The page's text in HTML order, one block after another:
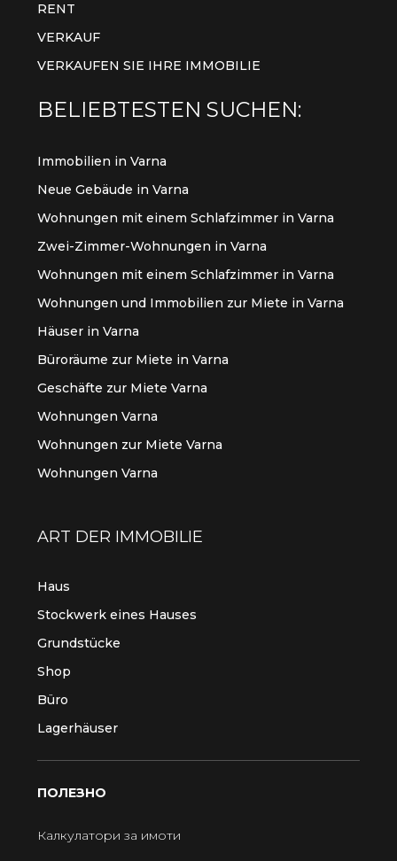
RENT
VERKAUF
VERKAUFEN SIE IHRE IMMOBILIE
BELIEBTESTEN SUCHEN:
Immobilien in Varna
Neue Gebäude in Varna
Wohnungen mit einem Schlafzimmer in Varna
Zwei-Zimmer-Wohnungen in Varna
Wohnungen mit einem Schlafzimmer in Varna
Wohnungen und Immobilien zur Miete in Varna
Häuser in Varna
Büroräume zur Miete in Varna
Geschäfte zur Miete Varna
Wohnungen Varna
Wohnungen zur Miete Varna
Wohnungen Varna
ART DER IMMOBILIE
Haus
Stockwerk eines Hauses
Grundstücke
Shop
Büro
Lagerhäuser
ПОЛЕЗНО
Калкулатори за имоти